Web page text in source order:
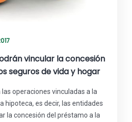
vincular la concesión
seguros de vida y hogar
las operaciones vinculadas a la
hipoteca, es decir, las entidades
la concesión del préstamo a la